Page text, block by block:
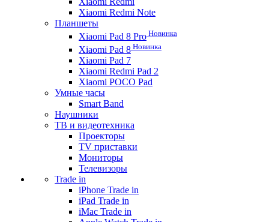
Xiaomi Redmi Note
Планшеты
Xiaomi Pad 8 Pro Новинка
Xiaomi Pad 8 Новинка
Xiaomi Pad 7
Xiaomi Redmi Pad 2
Xiaomi POCO Pad
Умные часы
Smart Band
Наушники
ТВ и видеотехника
Проекторы
TV приставки
Мониторы
Телевизоры
Trade in
iPhone Trade in
iPad Trade in
iMac Trade in